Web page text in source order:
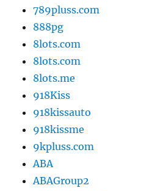
789pluss.com
888pg
8lots.com
8lots.com
8lots.me
918Kiss
918kissauto
918kissme
9kpluss.com
ABA
ABAGroup2